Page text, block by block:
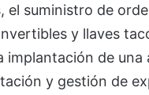
el suministro de
y llaves
implantación de una
y gestión de